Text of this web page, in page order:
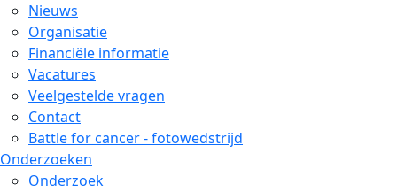
Nieuws
Organisatie
Financiële informatie
Vacatures
Veelgestelde vragen
Contact
Battle for cancer - fotowedstrijd
Onderzoeken
Onderzoek